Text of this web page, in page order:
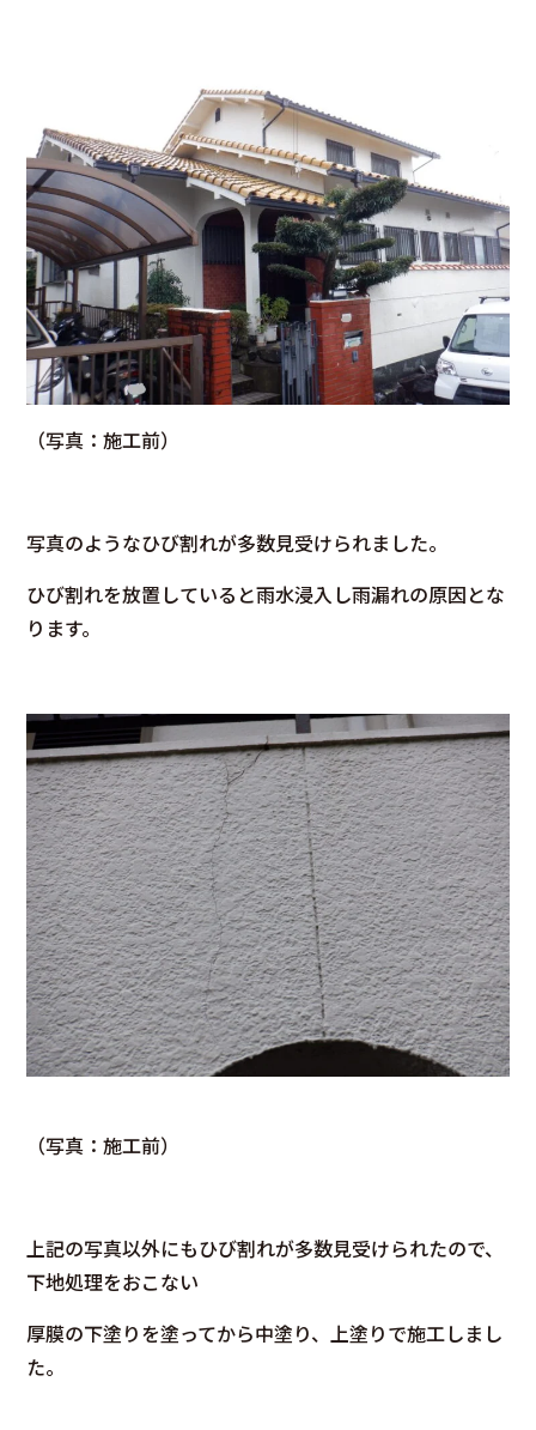
（写真：施工前）
写真のようなひび割れが多数見受けられました。
ひび割れを放置していると雨水浸入し雨漏れの原因とな
ります。
（写真：施工前）
上記の写真以外にもひび割れが多数見受けられたので、
下地処理をおこない
厚膜の下塗りを塗ってから中塗り、上塗りで施工しまし
た。